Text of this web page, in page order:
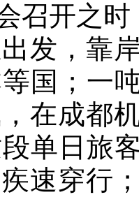
召开之
发，靠
国；一
在成都
单日旅
速穿行